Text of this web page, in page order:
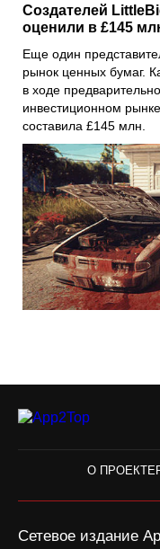
Создателей
оценили в £145
Еще один
рынок ценных бумаг.
в ходе
инвестиционном
составила £145 млн.
О ПРОЕКТЕ
Сетевое издание